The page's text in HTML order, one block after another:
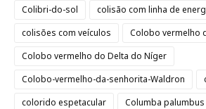
Colibri-do-sol
colisão com linha de
colisões com veículos
Colobo vermelho
Colobo vermelho do Delta do Níger
Colobo-vermelho-da-senhorita-Waldron
colorido espetacular
Columba palumbus